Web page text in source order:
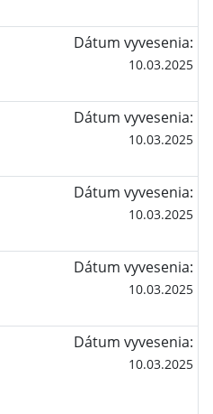
Dátum vyvesenia:
10.03.2025
Dátum vyvesenia:
10.03.2025
Dátum vyvesenia:
10.03.2025
Dátum vyvesenia:
10.03.2025
Dátum vyvesenia:
10.03.2025